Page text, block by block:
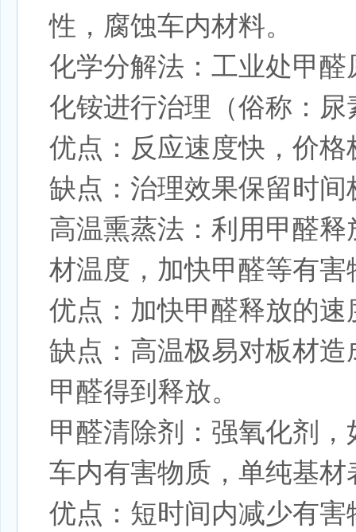
性，腐蚀车内材料。
化学分解法：工业处甲
化铵进行治理（俗称：尿
优点：反应速度快，价格
缺点：治理效果保留时
高温熏蒸法：利用甲醛
材温度，加快甲醛等有害
优点：加快甲醛释放的
缺点：高温极易对板材
甲醛得到释放。
甲醛清除剂：强氧化剂
车内有害物质，单纯基
优点：短时间内减少有害